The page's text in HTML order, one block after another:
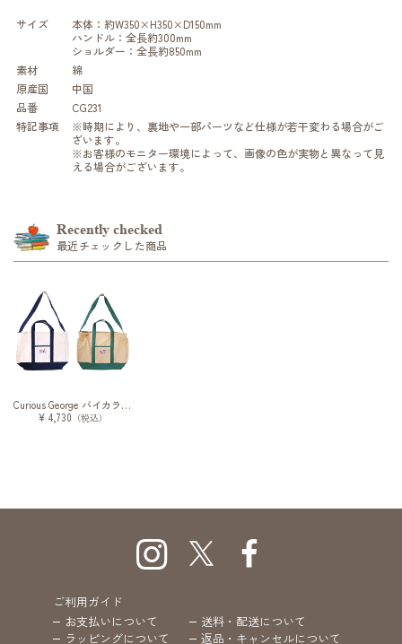
サイズ
本体：約W350×H350×D150mm
ハンドル：全長約300mm
ショルダー：全長約850mm
素材
綿
原産国
中国
品番
CG231
特記事項
※時期により、裏地や一部パーツなど仕様が若干変わる場合がご
ざいます。
※お客様のモニター環境によって、画像の色が実物と異なって見
える場合がございます。
Recently checked
最近チェックした商品
Curious George バイカラー2Wayキャンバストート
¥ 4,730 （税込）
ご利用ガイド
お支払いについて
送料・配送について
ラッピングについて
返品・キャンセルについて